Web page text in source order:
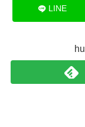
LINE